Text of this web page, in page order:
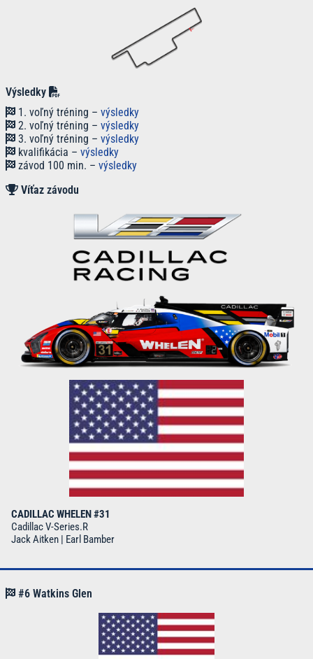
Výsledky
1. voľný tréning – výsledky
2. voľný tréning – výsledky
3. voľný tréning – výsledky
kvalifikácia – výsledky
závod 100 min. – výsledky
Víťaz závodu
CADILLAC WHELEN #31
Cadillac V-Series.R
Jack Aitken | Earl Bamber
#6 Watkins Glen